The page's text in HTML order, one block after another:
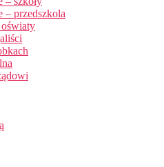
– przedszkola